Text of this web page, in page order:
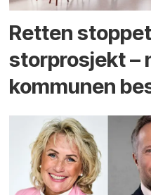
Retten
storprosjekt –
kommunen